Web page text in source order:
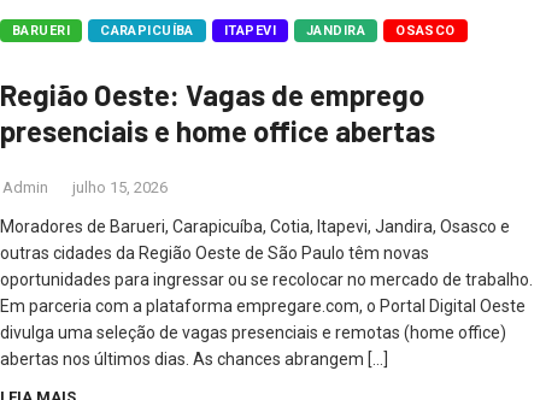
BARUERI CARAPICUÍBA ITAPEVI JANDIRA OSASCO
Região Oeste: Vagas de emprego
presenciais e home office abertas
Admin julho 15, 2026
Moradores de Barueri, Carapicuíba, Cotia, Itapevi, Jandira, Osasco e
outras cidades da Região Oeste de São Paulo têm novas
oportunidades para ingressar ou se recolocar no mercado de trabalho.
Em parceria com a plataforma empregare.com, o Portal Digital Oeste
divulga uma seleção de vagas presenciais e remotas (home office)
abertas nos últimos dias. As chances abrangem […]